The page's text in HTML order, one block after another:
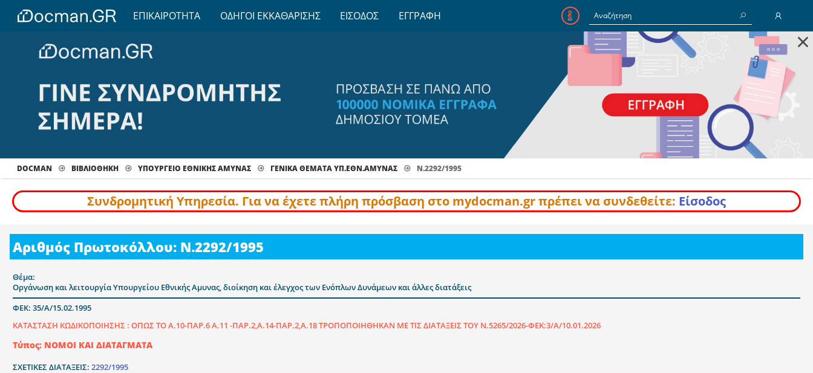
ΕΠΙΚΑΙΡΟΤΗΤΑ ΟΔΗΓΟΙ ΕΚΚΑΘΑΡΙΣΗΣ ΕΙΣΟΔΟΣ ΕΓΓΡΑΦΗ
E-Mail
Κωδικός
Να με θυμάσαι
×
DOCMAN ΒΙΒΛΙΟΘΗΚΗ ΥΠΟΥΡΓΕΙΟ ΕΘΝΙΚΗΣ ΑΜΥΝΑΣ ΓΕΝΙΚΆ ΘΈΜΑΤΑ ΥΠ.ΕΘΝ.ΑΜΥΝΑΣ Ν.2292/1995
Συνδρομητική Υπηρεσία. Για να έχετε πλήρη πρόσβαση στο mydocman.gr πρέπει να συνδεθείτε: Είσοδος
Αριθμός Πρωτοκόλλου: Ν.2292/1995
Θέμα:
Οργάνωση και λειτουργία Υπουργείου Εθνικής Αμυνας, διοίκηση και έλεγχος των Ενόπλων Δυνάμεων και άλλες διατάξεις
ΦΕΚ: 35/Α/15.02.1995
ΚΑΤΑΣΤΑΣΗ ΚΩΔΙΚΟΠΟΙΗΣΗΣ : ΟΠΩΣ ΤΟ Α.10-ΠΑΡ.6 Α.11 -ΠΑΡ.2,Α.14-ΠΑΡ.2,Α.18 ΤΡΟΠΟΠΟΙΗΘΗΚΑΝ ΜΕ ΤΙΣ ΔΙΑΤΑΞΕΙΣ ΤΟΥ Ν.5265/2026-ΦΕΚ:3/Α/10.01.2026
Τύπος: ΝΟΜΟΙ ΚΑΙ ΔΙΑΤΑΓΜΑΤΑ
ΣΧΕΤΙΚΕΣ ΔΙΑΤΑΞΕΙΣ: 2292/1995